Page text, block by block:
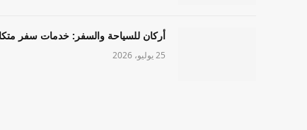
أركان للسياحة والسفر: خدمات سفر
25 يوليو، 2026